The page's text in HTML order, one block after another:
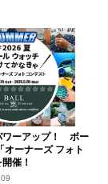
ワーアップ！ ボー
オーナーズ フォト
催！